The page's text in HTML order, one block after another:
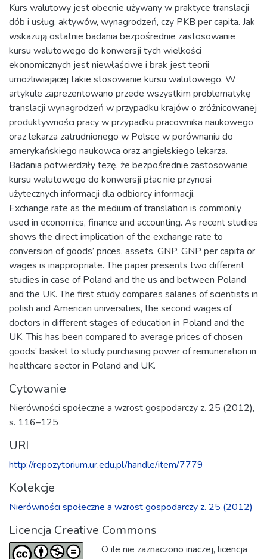
Kurs walutowy jest obecnie używany w praktyce translacji
dób i usług, aktywów, wynagrodzeń, czy PKB per capita. Jak
wskazują ostatnie badania bezpośrednie zastosowanie
kursu walutowego do konwersji tych wielkości
ekonomicznych jest niewłaściwe i brak jest teorii
umożliwiającej takie stosowanie kursu walutowego. W
artykule zaprezentowano przede wszystkim problematykę
translacji wynagrodzeń w przypadku krajów o zróżnicowanej
produktywności pracy w przypadku pracownika naukowego
oraz lekarza zatrudnionego w Polsce w porównaniu do
amerykańskiego naukowca oraz angielskiego lekarza.
Badania potwierdziły tezę, że bezpośrednie zastosowanie
kursu walutowego do konwersji płac nie przynosi
użytecznych informacji dla odbiorcy informacji.
Exchange rate as the medium of translation is commonly
used in economics, finance and accounting. As recent studies
shows the direct implication of the exchange rate to
conversion of goods’ prices, assets, GNP, GNP per capita or
wages is inappropriate. The paper presents two different
studies in case of Poland and the us and between Poland
and the UK. The first study compares salaries of scientists in
polish and American universities, the second wages of
doctors in different stages of education in Poland and the
UK. This has been compared to average prices of chosen
goods’ basket to study purchasing power of remuneration in
healthcare sector in Poland and UK.
Cytowanie
Nierówności społeczne a wzrost gospodarczy z. 25 (2012),
s. 116–125
URI
http://repozytorium.ur.edu.pl/handle/item/7779
Kolekcje
Nierówności społeczne a wzrost gospodarczy z. 25 (2012)
Licencja Creative Commons
O ile nie zaznaczono inaczej, licencja